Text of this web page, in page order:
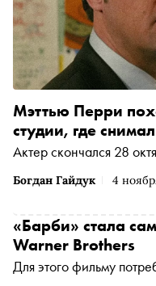
Богдан Гайдук 4
Мэттью Перри
студии, где
Актер скончался 28
«Барби» стала
Warner Brothers
Для этого фильму